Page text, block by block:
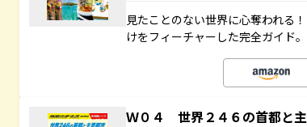
見たことのない世界に心奪われる
けをフィーチャーした完全ガイド。
Ｗ０４ 世界２４６の首都と